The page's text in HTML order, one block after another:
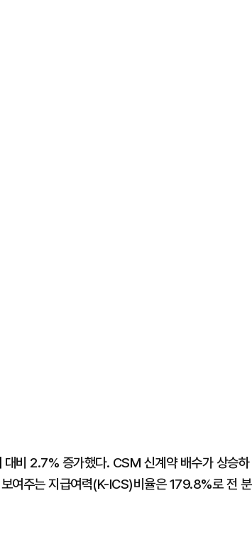
비 2.7% 증가했다. CSM 신계약 배수가 상승하
여주는 지급여력(K-ICS)비율은 179.8%로 전 분